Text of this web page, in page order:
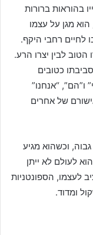
בהוראות ברורות
הוא מגן על עצמו
לחיים רחבי היקף.
הטוב לבין יצרו הרע.
כטובים
ו”הם”, “אנחנו”
של אחרים
וכשהוא מגיע
לעולם לא ייתן
לעצמו, הספונטניות
ומדוד.